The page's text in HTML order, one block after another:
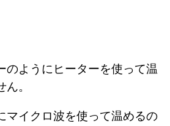
のようにヒーターを使って温
ん。
マイクロ波を使って温めるの